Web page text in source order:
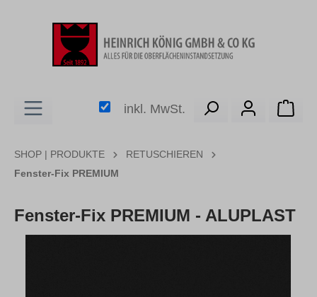
inkl. MwSt.
SHOP | PRODUKTE
RETUSCHIEREN
Fenster-Fix PREMIUM
Fenster-Fix PREMIUM - ALUPLAST